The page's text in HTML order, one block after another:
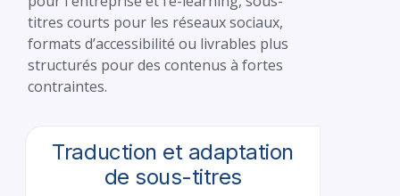
titres courts pour les réseaux sociaux,
formats d’accessibilité ou livrables plus
structurés pour des contenus à fortes
contraintes.
Traduction et adaptation
de sous-titres